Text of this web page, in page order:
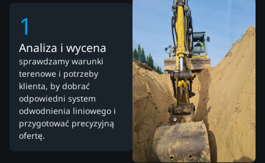
1
Analiza i wycena
sprawdzamy warunki
terenowe i potrzeby
klienta, by dobrać
odpowiedni system
odwodnienia liniowego i
przygotować precyzyjną
ofertę.